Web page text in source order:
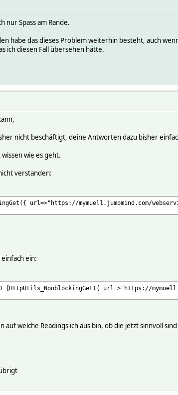
nur Spass am Rande.
habe das dieses Problem weiterhin besteht, auch
ich diesen Fall übersehen hätte.
nicht beschäftigt, deine Antworten dazu bisher
wie es geht.
verstanden:
url=>"https://mymuell.jumomind.com/
ein:
{HttpUtils_NonblockingGet({ url=>"https://
welche Readings ich aus bin, ob die jetzt sinnvoll